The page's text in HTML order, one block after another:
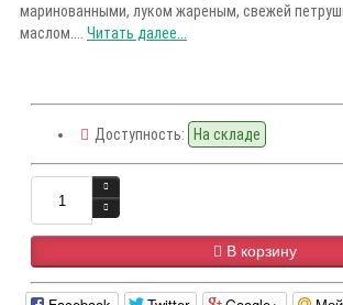
маринованными, луком жареным, свежей
маслом.... Читать далее...
Доступность: На складе
В корзину